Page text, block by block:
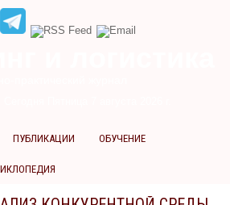
ПУБЛИКАЦИИ ОБУЧЕНИЕ